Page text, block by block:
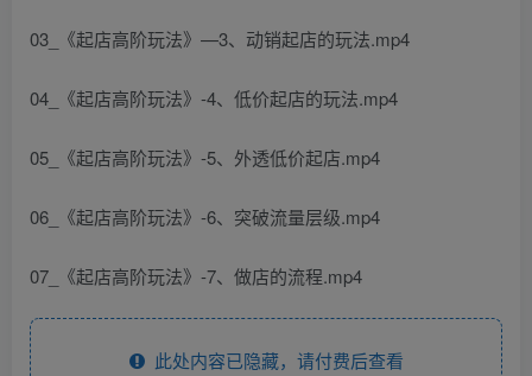
03_《起店高阶玩法》—3、动销起店的玩法.mp4
04_《起店高阶玩法》-4、低价起店的玩法.mp4
05_《起店高阶玩法》-5、外透低价起店.mp4
06_《起店高阶玩法》-6、突破流量层级.mp4
07_《起店高阶玩法》-7、做店的流程.mp4
此处内容已隐藏，请付费后查看